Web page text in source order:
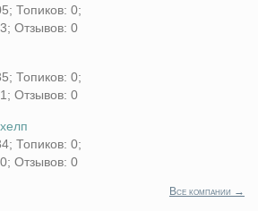
Топиков: 0;
Отзывов: 0
Топиков: 0;
Отзывов: 0
Топиков: 0;
Отзывов: 0
Все компании →